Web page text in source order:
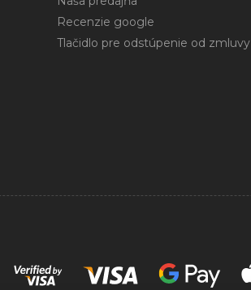
Recenzie google
Tlačidlo pre odstúpenie od zmluvy